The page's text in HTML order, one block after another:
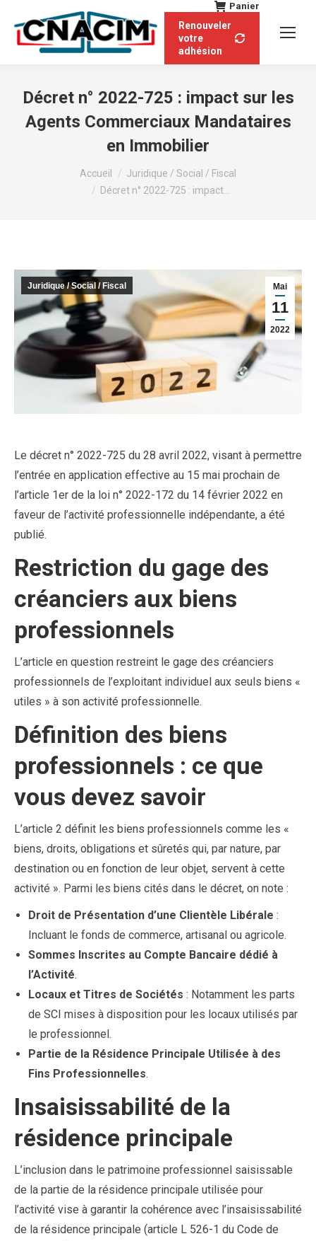
Panier
Renouveler
votre
adhésion
Décret n° 2022-725 : impact sur les
Agents Commerciaux Mandataires
en Immobilier
Vous êtes ici :Accueil
Juridique / Social / Fiscal
Décret n° 2022-725 : impact…
Mai
11
2022
Juridique / Social / Fiscal
Le décret n° 2022-725 du 28 avril 2022, visant à permettre
l’entrée en application effective au 15 mai prochain de
l’article 1er de la loi n° 2022-172 du 14 février 2022 en
faveur de l’activité professionnelle indépendante, a été
publié.
Restriction du gage des
créanciers aux biens
professionnels
L’article en question restreint le gage des créanciers
professionnels de l’exploitant individuel aux seuls biens «
utiles » à son activité professionnelle.
Définition des biens
professionnels : ce que
vous devez savoir
L’article 2 définit les biens professionnels comme les «
biens, droits, obligations et sûretés qui, par nature, par
destination ou en fonction de leur objet, servent à cette
activité ». Parmi les biens cités dans le décret, on note :
Droit de Présentation d’une Clientèle Libérale :
Incluant le fonds de commerce, artisanal ou agricole.
Sommes Inscrites au Compte Bancaire dédié à
l’Activité.
Locaux et Titres de Sociétés : Notamment les parts
de SCI mises à disposition pour les locaux utilisés par
le professionnel.
Partie de la Résidence Principale Utilisée à des
Fins Professionnelles.
Insaisissabilité de la
résidence principale
L’inclusion dans le patrimoine professionnel saisissable
de la partie de la résidence principale utilisée pour
l’activité vise à garantir la cohérence avec l’insaisissabilité
de la résidence principale (article L 526-1 du Code de